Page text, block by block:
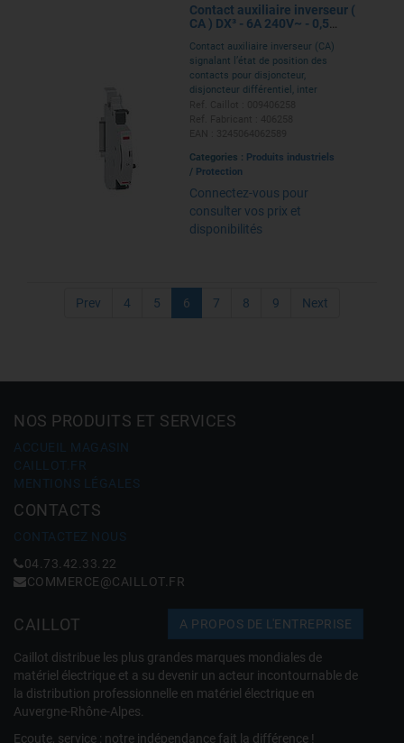
Contact auxiliaire inverseur (
CA ) DX³ - 6A 240V~ - 0,5
Contact auxiliaire inverseur (CA)
signalant l’état de position des
contacts pour disjoncteur,
disjoncteur différentiel, inter
Categories : Produits industriels
/ Protection
Connectez-vous pour
consulter vos prix et
disponibilités
Prev 4 5 6 7 8 9 Next
NOS PRODUITS ET SERVICES
ACCUEIL MAGASIN
CAILLOT.FR
MENTIONS LÉGALES
CONTACTS
CONTACTEZ NOUS
04.73.42.33.22
COMMERCE@CAILLOT.FR
CAILLOT A PROPOS DE L'ENTREPRISE
Caillot distribue les plus grandes marques mondiales de
matériel électrique et a su devenir un acteur incontournable de
la distribution professionnelle en matériel électrique en
Auvergne-Rhône-Alpes.
Ecoute, service : notre indépendance fait la différence !